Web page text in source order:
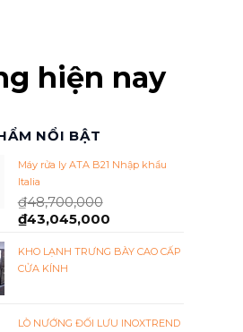
hiện nay
NỔI BẬT
Máy rửa ly ATA B21 Nhập khẩu
Italia
₫48,700,000
₫43,045,000
KHO LẠNH TRƯNG BÀY CAO CẤP
CỬA KÍNH
LÒ NƯỚNG ĐỐI LƯU INOXTREND